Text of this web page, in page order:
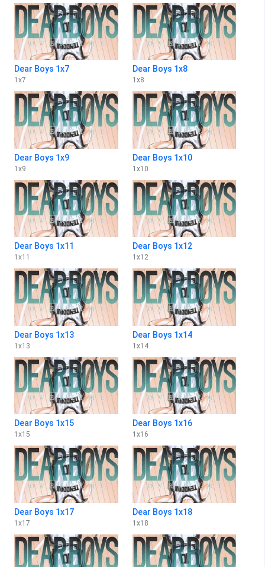
Dear Boys 1x7
1 x7
Dear Boys 1x8
1 x8
Dear Boys 1x9
1 x9
Dear Boys 1x10
1 x10
Dear Boys 1x11
1 x11
Dear Boys 1x12
1 x12
Dear Boys 1x13
1 x13
Dear Boys 1x14
1 x14
Dear Boys 1x15
1 x15
Dear Boys 1x16
1 x16
Dear Boys 1x17
1 x17
Dear Boys 1x18
1 x18